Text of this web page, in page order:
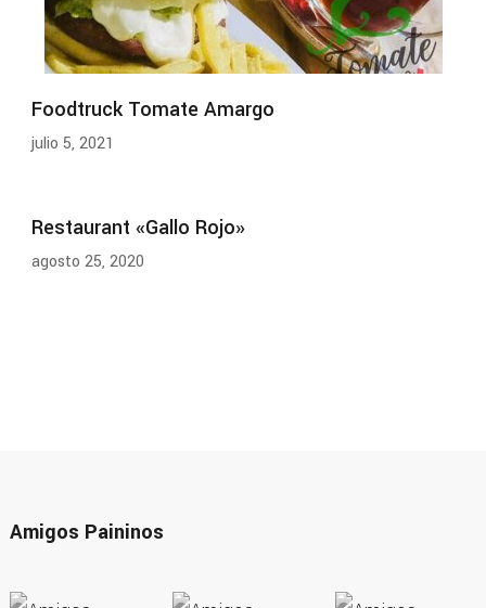
Foodtruck Tomate Amargo
julio 5, 2021
Restaurant «Gallo Rojo»
agosto 25, 2020
Amigos Paininos